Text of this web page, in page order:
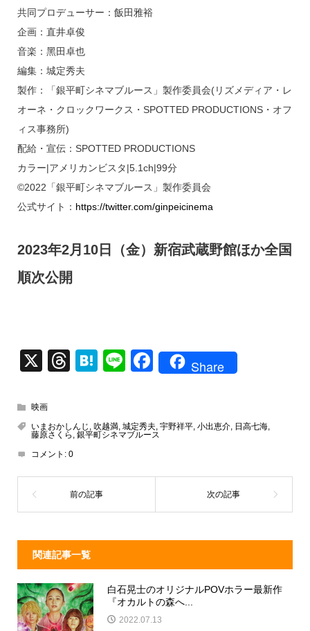
共同プロデューサー：飯田雅裕
企画：直井卓俊
音楽：黑田卓也
編集：城定秀夫
製作：「銀平町シネマブルース」製作委員会(リズメディア・レ
オーネ・クロックワークス・SPOTTED PRODUCTIONS・オフ
ィス事務所)
配給・宣伝：SPOTTED PRODUCTIONS
カラー|アメリカンビスタ|5.1ch|99分
©2022「銀平町シネマブルース」製作委員会
公式サイト： https://twitter.com/ginpeicinema
2023年2月10日（金）新宿武蔵野館ほか全国
順次公開
X
T
a
d
s
H
n
Li
F
e
o
k
Share
映画
いまおかしんじ , 吹越満, 城定秀夫, 宇野祥平, 小出恵介, 日高七海,
藤原さくら , 銀平町シネマブルース
コメント: 0
関連記事一覧
白石晃士のオリジナルPOVホラー最新作
『オカルトの森へ...
2022.07.13